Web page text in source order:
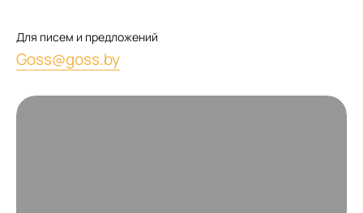
Для писем и предложений
Goss@goss.by